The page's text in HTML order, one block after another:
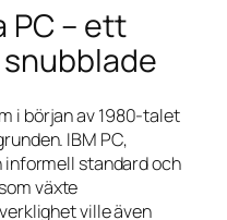
PC – ett
i början av 1980-talet
IBM PC,
informell standard och
växte
ville även